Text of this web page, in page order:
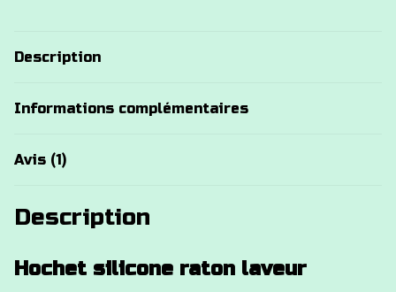
Description
Informations complémentaires
Avis (1)
Description
Hochet silicone raton laveur